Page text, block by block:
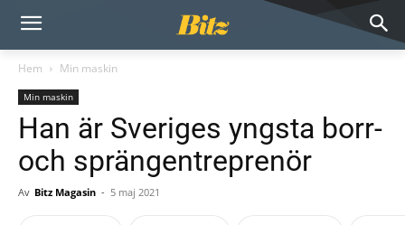
Hem Min maskin
Min maskin
Han är Sveriges yngsta borr-
och sprängentreprenör
Av Bitz Magasin - 5 maj 2021